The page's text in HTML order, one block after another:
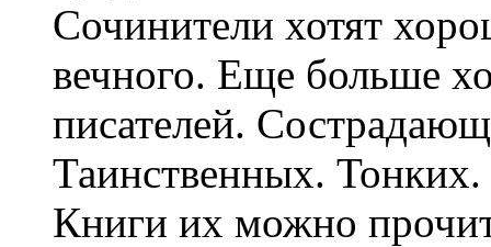
Сочинители хотят
вечного. Еще больше
писателей.
Таинственных.
Книги их можно